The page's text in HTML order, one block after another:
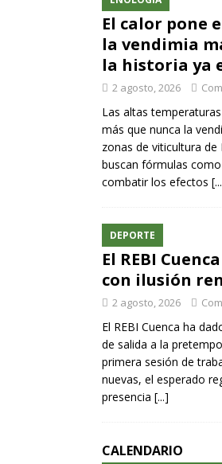
El calor pone
la vendimia
la historia ya
2 agosto, 2026
Las altas
más que nunca la
zonas de viticultura
buscan fórmulas
combatir los efectos
DEPORTE
El REBI
con ilusión
2 agosto, 2026
El REBI Cuenca ha
de salida a la
primera sesión de
nuevas, el esperado
presencia [...]
CALENDARIO